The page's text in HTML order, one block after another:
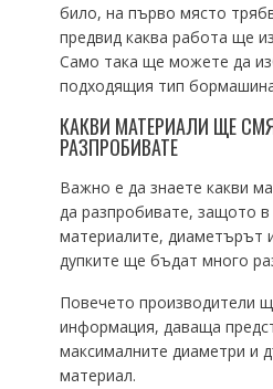
било, на първо място
предвид каква работа ще
Само така ще можете да
подходящия тип
КАКВИ МАТЕРИАЛИ ЩЕ
РАЗПРОБИВАТЕ
Важно е да знаете какви
да разпробивате, защото
материалите, диаметърът
дупките ще бъдат много
Повечето производители
информация, даваща
максималните диаметри и
материал.